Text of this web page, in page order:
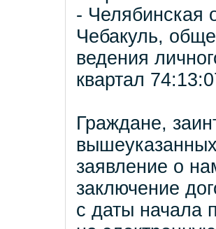
- Челябинская
Чебакуль,
ведения
квартал
Граждане,
заявление о
заключение
с даты начала